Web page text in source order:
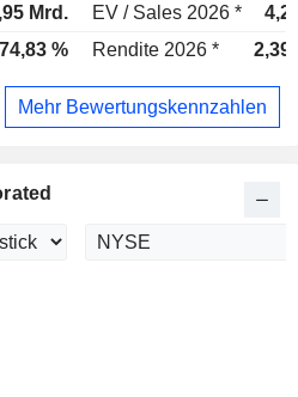
Mrd. EV / Sales 2026 *
74,83 % Rendite 2026 * 2,39
Mehr Bewertungskennzahlen